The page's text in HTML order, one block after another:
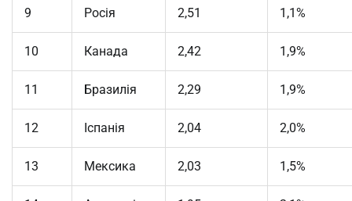
9 Росія 2,51 1,1%
10 Канада 2,42 1,9%
11 Бразилія 2,29 1,9%
12 Іспанія 2,04 2,0%
13 Мексика 2,03 1,5%